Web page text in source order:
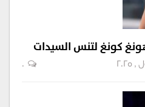
كونغ لتنس السيدات
0